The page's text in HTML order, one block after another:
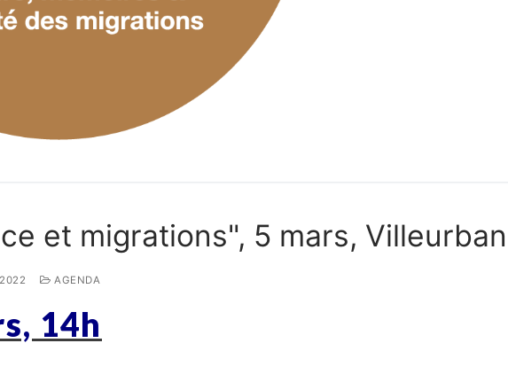
et migrations", 5 mars,
AGENDA
14h